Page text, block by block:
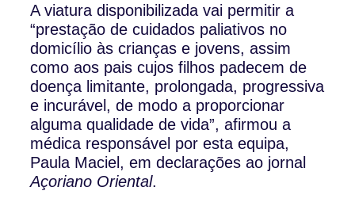
A viatura disponibilizada vai permitir a
“prestação de cuidados paliativos no
domicílio às crianças e jovens, assim
como aos pais cujos filhos padecem de
doença limitante, prolongada, progressiva
e incurável, de modo a proporcionar
alguma qualidade de vida”, afirmou a
médica responsável por esta equipa,
Paula Maciel, em declarações ao jornal
Açoriano Oriental.